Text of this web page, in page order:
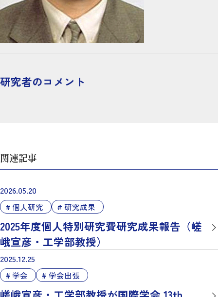
研究者のコメント
関連記事
2026.05.20
個人研究 研究成果
2025年度個人特別研究費研究成果報告（嵯
峨宣彦・工学部教授）
2025.12.25
学会 学会出張